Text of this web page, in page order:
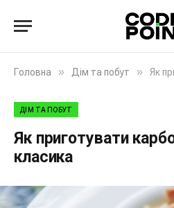
Головна » Дім та побут » Як
ДІМ ТА ПОБУТ
Як приготувати
класика